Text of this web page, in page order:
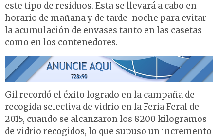
este tipo de residuos. Esta se llevará a cabo en
horario de mañana y de tarde-noche para evitar
la acumulación de envases tanto en las casetas
como en los contenedores.
Gil recordó el éxito logrado en la campaña de
recogida selectiva de vidrio en la Feria Feral de
2015, cuando se alcanzaron los 8200 kilogramos
de vidrio recogidos, lo que supuso un incremento